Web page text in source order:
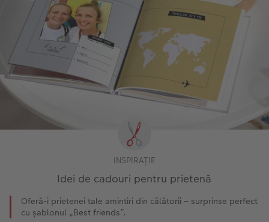
INSPIRAȚIE
Idei de cadouri pentru prietenă
Oferă-i prietenei tale amintiri din călătorii – surprinse perfect
cu șablonul „Best friends”.